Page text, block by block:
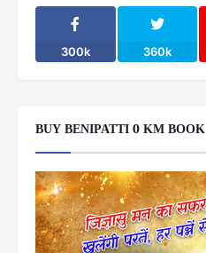
300k 360k
BUY BENIPATTI 0 KM BOOK